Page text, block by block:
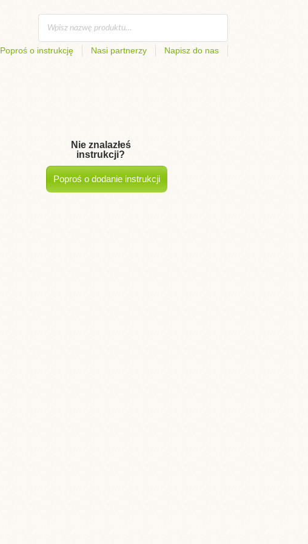
Poproś o instrukcję Nasi partnerzy Napisz do nas
Nie znalazłeś
instrukcji?
Poproś o dodanie instrukcji